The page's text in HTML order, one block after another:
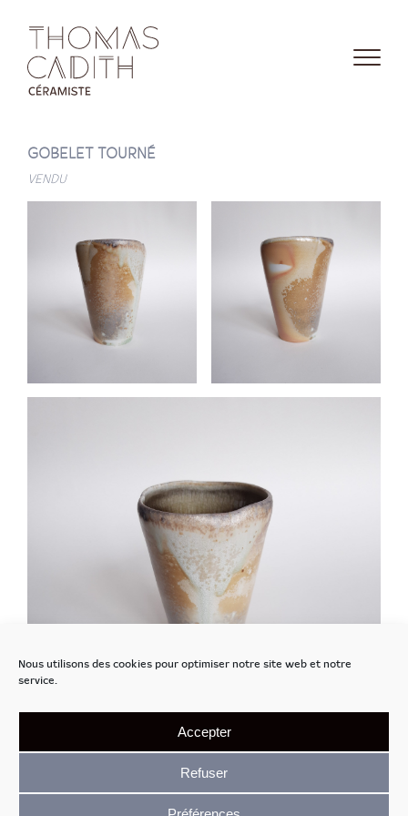
Nous utilisons des cookies pour optimiser notre site web et notre
service.
Accepter
Refuser
GOBELET TOURNÉ
VENDU